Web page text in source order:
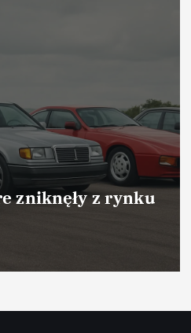
które odniosły